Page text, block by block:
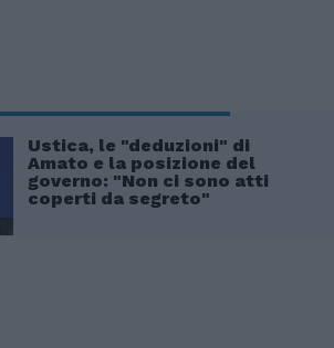
Ustica, le "deduzioni" di
Amato e la posizione del
governo: "Non ci sono atti
coperti da segreto"